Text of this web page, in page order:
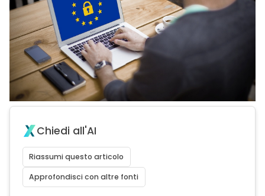
Chiedi all'AI
Riassumi questo articolo
Approfondisci con altre fonti